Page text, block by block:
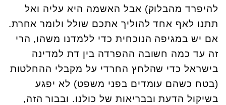
להיפרד מהבלוק) אבל האשמה היא עליה ואל
תתנו לאף אחד להוליך אתכם שולל ולומר אחרת.
אם יש במגיפה הנוכחית כדי ללמדנו משהו, הרי
זה עד כמה חשובה ההפרדה בין דת למדינה
בישראל כדי שהלחץ החרדי על מקבלי ההחלטות
(בטח כשהם עומדים בפני משפט) לא יפגע
בשיקול הדעת ובבריאות של כולנו. ובבור הזה,